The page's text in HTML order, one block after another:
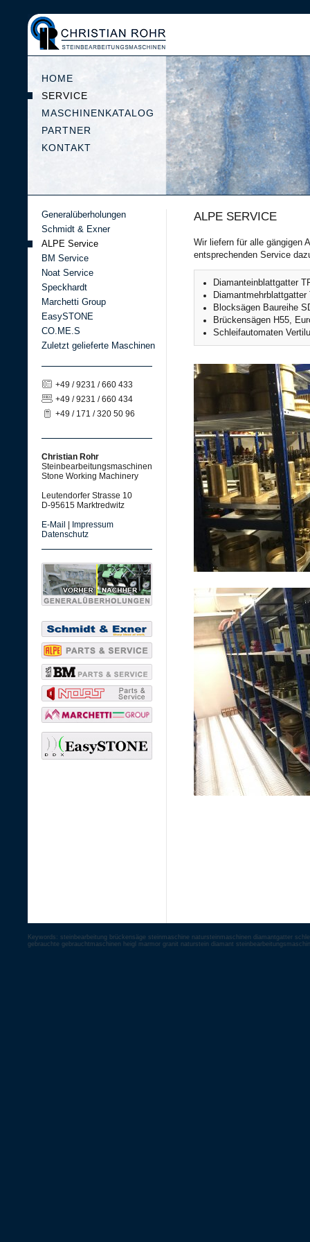
HOME
SERVICE
MASCHINENKATALOG
PARTNER
KONTAKT
Generalüberholungen
Schmidt & Exner
ALPE Service
BM Service
Noat Service
Speckhardt
Marchetti Group
EasySTONE
CO.ME.S
Zuletzt gelieferte Maschinen
+49 / 9231 / 660 433
+49 / 9231 / 660 434
+49 / 171 / 320 50 96
Christian Rohr
Steinbearbeitungsmaschinen
Stone Working Machinery
Leutendorfer Strasse 10
D-95615 Marktredwitz
E-Mail
Impressum
Datenschutz
ALPE SERVICE
Wir liefern für alle gängigen
entsprechenden Service
Diamanteinblattgatter
Diamantmehrblattgatter
Blocksägen Baureihe
Brückensägen H55,
Schleifautomaten
Keywords: steinbearbeitung brückensäge steinmaschine natursteinmaschinen diamantgatter
gebrauchte gebrauchtmaschinen heigl marmor granit naturstein diamant